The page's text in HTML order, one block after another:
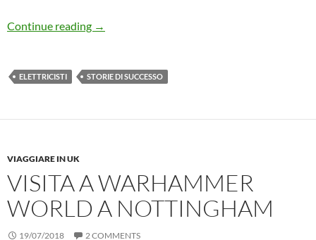
Continue reading Storie di Successo #3: dal Mcdonald a
→
ELETTRICISTI STORIE DI SUCCESSO
VIAGGIARE IN UK
VISITA A WARHAMMER
WORLD A NOTTINGHAM
19/07/2018 2 COMMENTS